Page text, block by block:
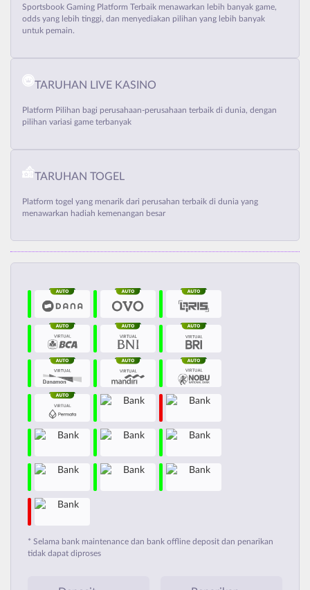
Sportsbook Gaming Platform Terbaik menawarkan lebih banyak game,
odds yang lebih tinggi, dan menyediakan pilihan yang lebih banyak
untuk pemain.
TARUHAN LIVE KASINO
Platform Pilihan bagi perusahaan-perusahaan terbaik di dunia, dengan
pilihan variasi game terbanyak
TARUHAN TOGEL
Platform togel yang menarik dari perusahan terbaik di dunia yang
menawarkan hadiah kemenangan besar
* Selama bank maintenance dan bank offline deposit dan penarikan
tidak dapat diproses